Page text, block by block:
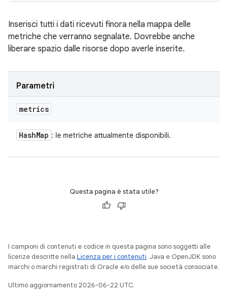
Inserisci tutti i dati ricevuti finora nella mappa delle
metriche che verranno segnalate. Dovrebbe anche
liberare spazio dalle risorse dopo averle inserite.
Parametri
metrics
HashMap : le metriche attualmente disponibili.
Questa pagina è stata utile?
I campioni di contenuti e codice in questa pagina sono soggetti alle
licenze descritte nella Licenza per i contenuti. Java e OpenJDK sono
marchi o marchi registrati di Oracle e/o delle sue società consociate.
Ultimo aggiornamento 2026-06-22 UTC.